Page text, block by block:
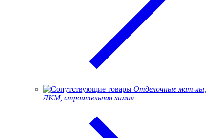
Отделочные мат-лы,
ЛКМ, строительная химия